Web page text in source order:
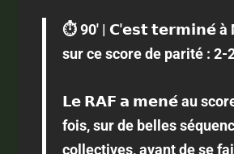
⏱️ 90' | 𝗖'𝗲𝘀𝘁 𝘁𝗲𝗿𝗺𝗶𝗻𝗲́ à
sur ce score de parité : 2-
𝗟𝗲 𝗥𝗔𝗙 𝗮 𝗺𝗲𝗻𝗲́ au
fois, sur de belles
collectives, avant de se